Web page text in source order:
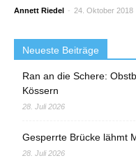
Annett Riedel - 24. Oktober 2018
Neueste Beiträge
Ran an die Schere:
Kössern
28. Juli 2026
Gesperrte Brücke lähmt
28. Juli 2026